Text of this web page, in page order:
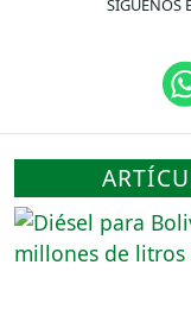
SÍGUENOS